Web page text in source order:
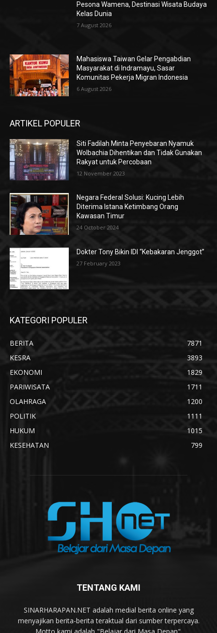
Pesona Wamena, Destinasi Wisata Budaya
Kelas Dunia
7 August 2026
Mahasiswa Taiwan Gelar Pengabdian
Masyarakat di Indramayu, Sasar
Komunitas Pekerja Migran Indonesia
6 August 2026
ARTIKEL POPULER
Siti Fadilah Minta Penyebaran Nyamuk
Wolbachia Dihentikan dan Tidak Gunakan
Rakyat untuk Percobaan
12 November 2023
Negara Federal Solusi: Kucing Lebih
Diterima Istana Ketimbang Orang
Kawasan Timur
24 October 2024
Dokter Tony Bikin IDI “Kebakaran Jenggot”
27 February 2023
KATEGORI POPULER
BERITA
7871
KESRA
3893
EKONOMI
1829
PARIWISATA
1711
OLAHRAGA
1200
POLITIK
1111
HUKUM
1015
KESEHATAN
799
TENTANG KAMI
SINARHARAPAN.NET adalah medial berita online yang
menyajikan berita-berita teraktual dari sumber terpercaya.